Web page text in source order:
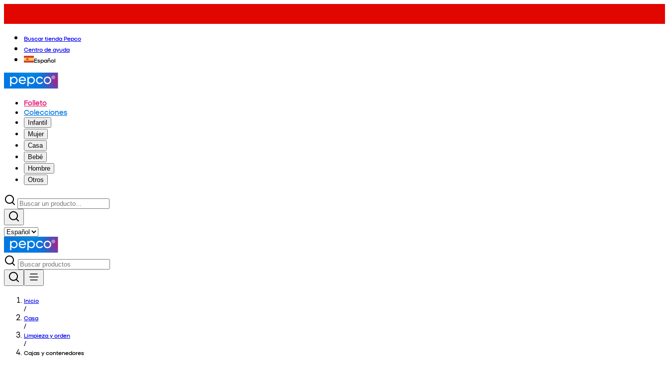
Buscar tienda Pepco
Centro de ayuda
Español
Folleto
Colecciones
Infantil
Mujer
Casa
Bebé
Hombre
Otros
Inicio
/
Casa
/
Limpieza y orden
/
Cajas y contenedores